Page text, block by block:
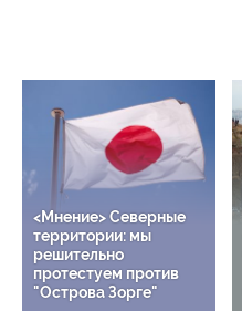
<Мнение> Северные
территории: мы
решительно
протестуем против
"Острова Зорге"